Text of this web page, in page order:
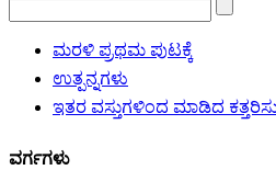
ಮರಳಿ ಪ್ರಥಮ ಪುಟಕ್ಕೆ
ಉತ್ಪನ್ನಗಳು
ಇತರ ವಸ್ತುಗಳಿಂದ ಮಾಡಿದ
ವರ್ಗಗಳು